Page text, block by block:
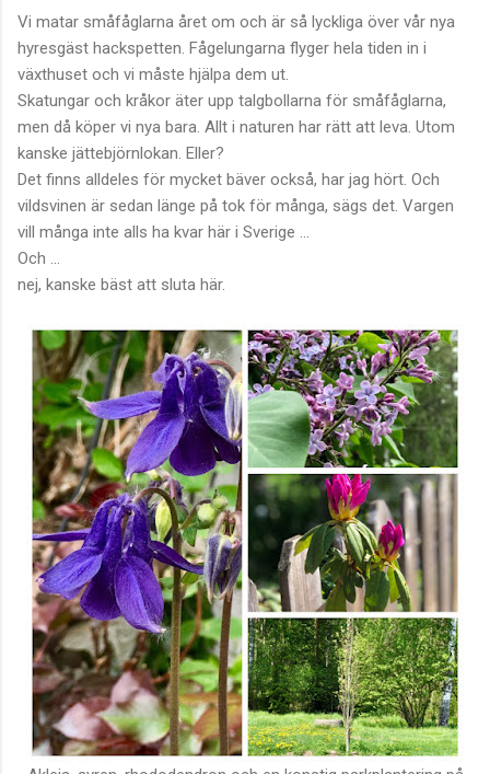
Vi matar småfåglarna året om och är så lyckliga över vår nya
hyresgäst hackspetten. Fågelungarna flyger hela tiden in i
växthuset och vi måste hjälpa dem ut.
Skatungar och kråkor äter upp talgbollarna för småfåglarna,
men då köper vi nya bara. Allt i naturen har rätt att leva. Utom
kanske jättebjörnlokan. Eller?
Det finns alldeles för mycket bäver också, har jag hört. Och
vildsvinen är sedan länge på tok för många, sägs det. Vargen
vill många inte alls ha kvar här i Sverige ...
Och ...
nej, kanske bäst att sluta här.